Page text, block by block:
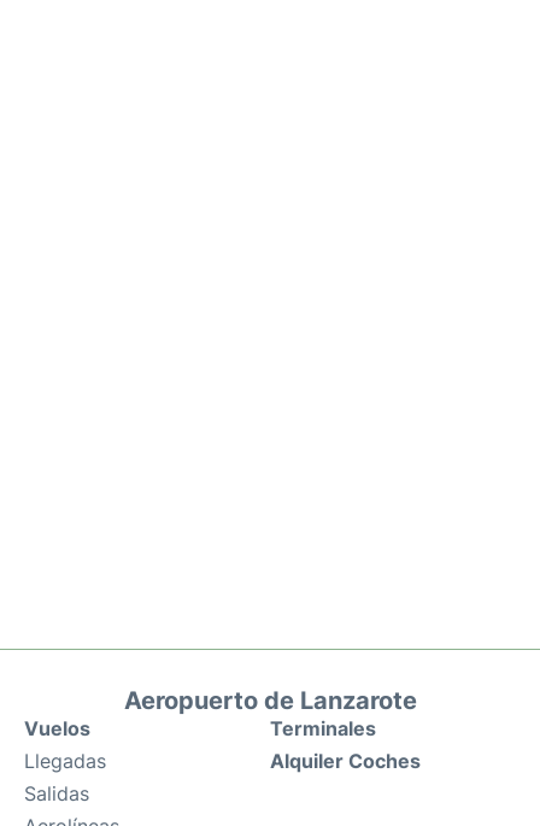
Aeropuerto de Lanzarote
Vuelos
Llegadas
Salidas
Terminales
Alquiler Coches